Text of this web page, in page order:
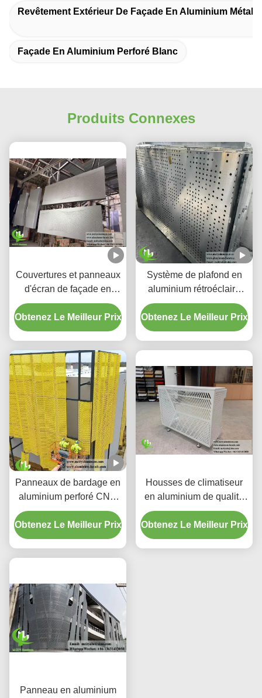
Revêtement Extérieur De Façade En Aluminium
Façade En Aluminium Perforé Blanc
Produits Connexes
Couvertures et panneaux
d'écran de façade en
aluminium perforé à
dégradé personnalisé
Obtenez Le Meilleur Prix
Système de plafond en
aluminium rétroéclairé
perforé personnalisé avec
boîtier LED intégré et
motifs de découpe laser
Obtenez Le Meilleur Prix
Panneaux de bardage en
aluminium perforé CNC
personnalisés avec
alliage 3003 H14/H24 et
revêtement PVDF pour
Obtenez Le Meilleur Prix
Housses de climatiseur
en aluminium de qualité
supérieure | Écrans de
protection décoratifs
Obtenez Le Meilleur Prix
Panneau en aluminium